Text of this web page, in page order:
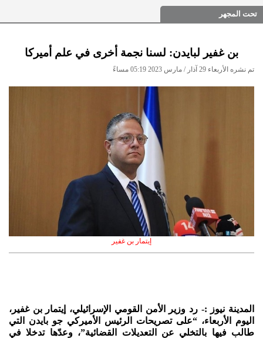
تحت المجهر
بن غفير لبايدن: لسنا نجمة أخرى في علم أميركا
تم نشره الأربعاء 29 آذار / مارس 2023 05:19 مساءً
إيتمار بن غفير
المدينة نيوز :- رد وزير الأمن القومي الإسرائيلي، إيتمار بن غفير،
اليوم الأربعاء، “على تصريحات الرئيس الأميركي جو بايدن التي
طالب فيها بالتخلي عن التعديلات القضائية”، وعدّها تدخلا في